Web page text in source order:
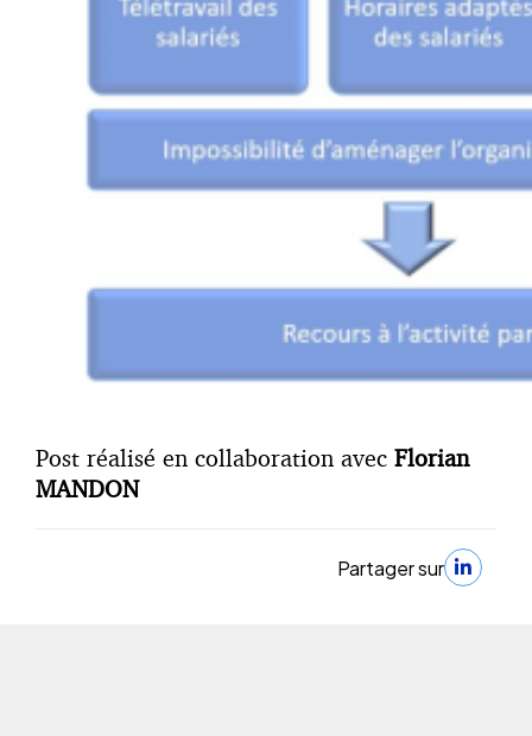
Post réalisé en collaboration avec Florian
MANDON
Partager sur